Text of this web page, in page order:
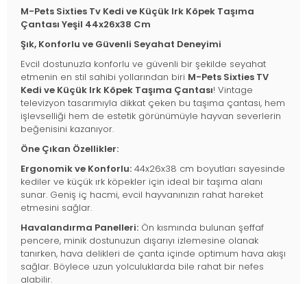
M-Pets Sixties Tv Kedi ve Küçük Irk Köpek Taşıma
Çantası Yeşil 44x26x38 Cm
Şık, Konforlu ve Güvenli Seyahat Deneyimi
Evcil dostunuzla konforlu ve güvenli bir şekilde seyahat
etmenin en stil sahibi yollarından biri M-Pets Sixties TV
Kedi ve Küçük Irk Köpek Taşıma Çantası! Vintage
televizyon tasarımıyla dikkat çeken bu taşıma çantası, hem
işlevselliği hem de estetik görünümüyle hayvan severlerin
beğenisini kazanıyor.
Öne Çıkan Özellikler:
Ergonomik ve Konforlu: 44x26x38 cm boyutları sayesinde
kediler ve küçük ırk köpekler için ideal bir taşıma alanı
sunar. Geniş iç hacmi, evcil hayvanınızın rahat hareket
etmesini sağlar.
Havalandırma Panelleri: Ön kısmında bulunan şeffaf
pencere, minik dostunuzun dışarıyı izlemesine olanak
tanırken, hava delikleri de çanta içinde optimum hava akışı
sağlar. Böylece uzun yolculuklarda bile rahat bir nefes
alabilir.